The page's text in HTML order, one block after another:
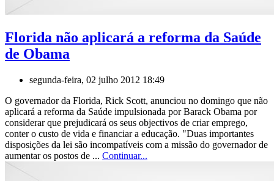
Florida não aplicará a reforma da Saúde
de Obama
segunda-feira, 02 julho 2012 18:49
O governador da Florida, Rick Scott, anunciou no domingo que não
aplicará a reforma da Saúde impulsionada por Barack Obama por
considerar que prejudicará os seus objectivos de criar emprego,
conter o custo de vida e financiar a educação. "Duas importantes
disposições da lei são incompatíveis com a missão do governador de
aumentar os postos de ... Continuar...